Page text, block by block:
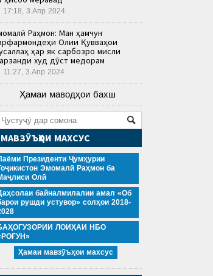
17:18, 3.Апр 2024
Раҳмон: Ман ҳамчун
Олии Қувваҳои
ҳар як сарбозро мисли
худ дӯст медорам
11:27, 3.Апр 2024
Ҳамаи маводҳои бахш
МАВЗӮЪҲОИ МАХСУС
Президенти Ҷумҳурии
Эмомалӣ Раҳмон ба
Олӣ
байналмилалии амал «Об
рушди устувор» солҳои 2018-
ЛОИҲАИ НБО
Ҳамаи мавзӯъҳои махсус